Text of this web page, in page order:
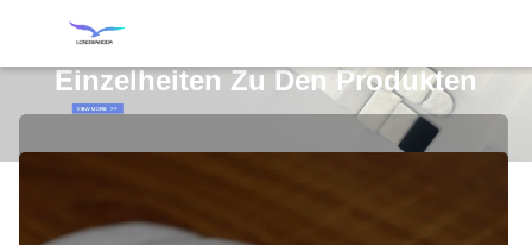
Einzelheiten Zu Den Produkten